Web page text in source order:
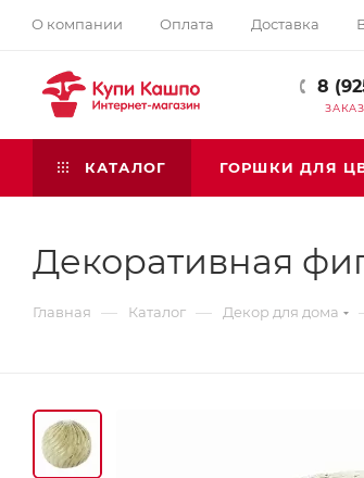
О компании Оплата Доставка
8
КАТАЛОГ ГОРШКИ ДЛЯ
Декоративная
Главная — Каталог — Декор для дома